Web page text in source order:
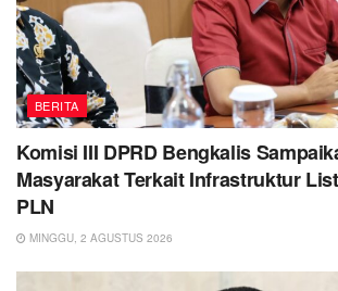
BERITA
Komisi III DPRD Bengkalis
Masyarakat Terkait Infrastruktur
PLN
MINGGU, 2 AGUSTUS 2026